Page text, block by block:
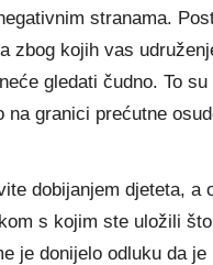
stranama.
zbog kojih vas
gledati čudno. To
granici prećutne
dobijanjem djeteta, a
s kojim ste uložili
je donijelo odluku da